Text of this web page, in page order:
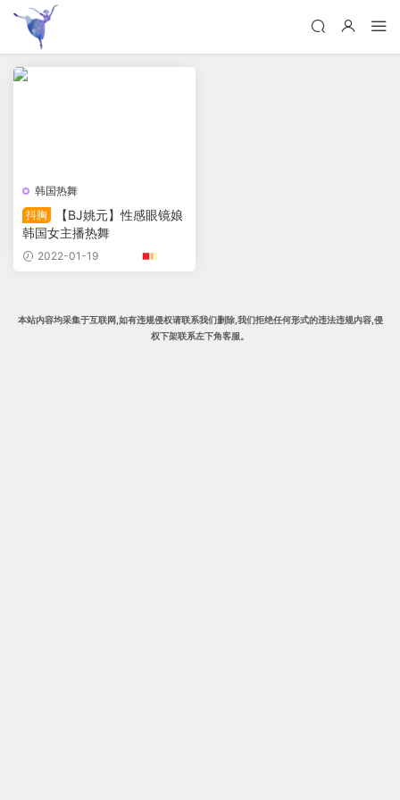
韩国热舞
抖胸
【BJ姚元】性感眼镜娘
韩国女主播热舞
2022-01-19
本站内容均采集于互联网, 如有违规侵权请联系我们删除,我们拒绝任何形式的违法违规内容,侵
权下架联系左下角客服。